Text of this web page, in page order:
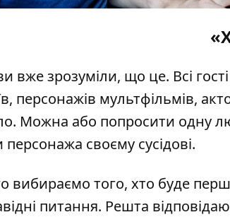
вже зрозуміли, що це. Всі
персонажів мультфільмів,
Можна або попросити одну
своєму сусідові.
вибираємо того, хто буде
питання. Решта